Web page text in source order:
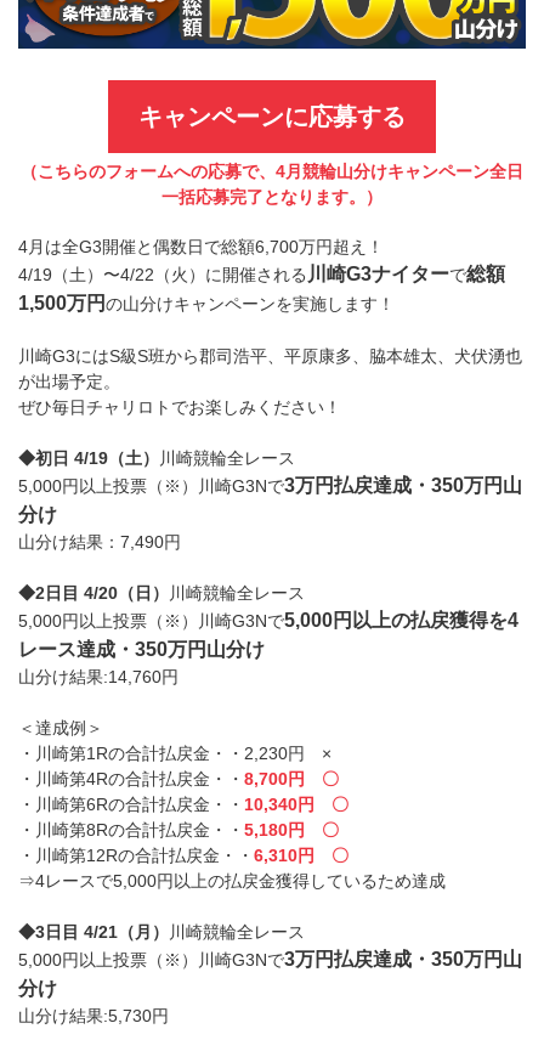
キャンペーンに応募する
（こちらのフォームへの応募で、4月競輪山分けキャンペーン全日
一括応募完了となります。）
4月は全G3開催と偶数日で総額6,700万円超え！
4/19（土）〜4/22（火）に開催される 川崎G3ナイターで総額
1,500万円の山分けキャンペーンを実施します！
川崎G3にはS級S班から郡司浩平、平原康多、脇本雄太、犬伏湧也
が出場予定。
ぜひ毎日チャリロトでお楽しみください！
◆初日 4/19（土）
川崎競輪全レース
5,000円以上投票（※）川崎G3Nで3万円払戻達成・350万円山
分け
山分け結果：7,490円
◆2日目 4/20（日）
川崎競輪全レース
5,000円以上投票（※）川崎G3Nで5,000円以上の払戻獲得を4
レース達成・350万円山分け
山分け結果:14,760円
＜達成例＞
・川崎第1Rの合計払戻金・・2,230円 ×
・川崎第4Rの合計払戻金・・ 8,700円 〇
・川崎第6Rの合計払戻金・・ 10,340円 〇
・川崎第8Rの合計払戻金・・ 5,180円 〇
・川崎第12Rの合計払戻金・・ 6,310円 〇
⇒4レースで5,000円以上の払戻金獲得しているため達成
◆3日目 4/21（月）
川崎競輪全レース
5,000円以上投票（※）川崎G3Nで3万円払戻達成・350万円山
分け
山分け結果:5,730円